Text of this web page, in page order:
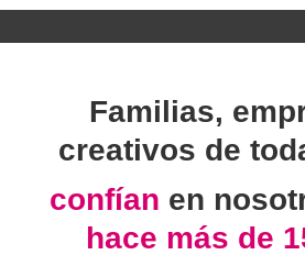
Familias,
creativos de
confían en
hace más de